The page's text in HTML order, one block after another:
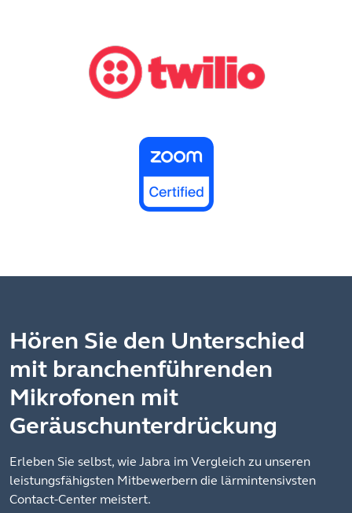
Hören Sie den Unterschied
mit branchenführenden
Mikrofonen mit
Geräuschunterdrückung
Erleben Sie selbst, wie Jabra im Vergleich zu unseren
leistungsfähigsten Mitbewerbern die lärmintensivsten
Contact-Center meistert.